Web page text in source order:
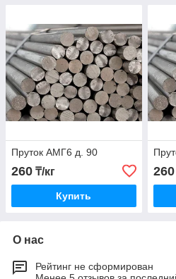
Пруток АМГ6 д. 90
260 ₸/кг
Купить
260
О нас
Рейтинг не сформирован